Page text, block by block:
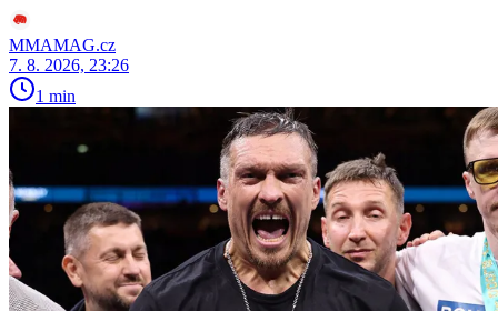
MMAMAG.cz
7. 8. 2026, 23:26
1 min